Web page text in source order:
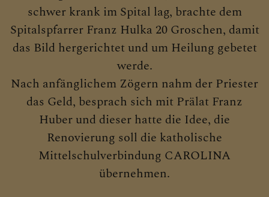
schwer krank im Spital lag, brachte dem
Spitalspfarrer Franz Hulka 20 Groschen, damit
das Bild hergerichtet und um Heilung gebetet
werde.
Nach anfänglichem Zögern nahm der Priester
das Geld, besprach sich mit Prälat Franz
Huber und dieser hatte die Idee, die
Renovierung soll die katholische
Mittelschulverbindung CAROLINA
übernehmen.